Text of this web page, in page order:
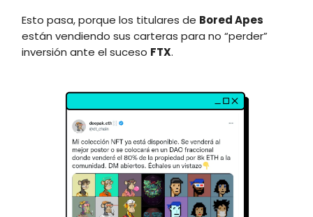
Esto pasa, porque los titulares de Bored Apes
están vendiendo sus carteras para no “perder”
inversión ante el suceso FTX.